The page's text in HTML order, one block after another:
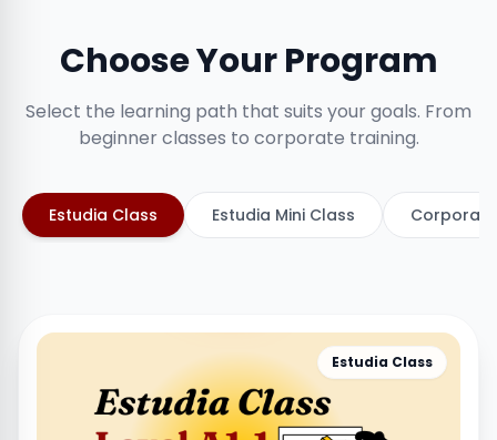
Choose Your Program
Select the learning path that suits your goals. From
beginner classes to corporate training.
Estudia Class Estudia Mini Class
Estudia Class